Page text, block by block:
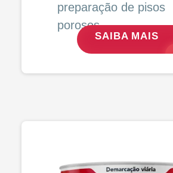
preparação de pisos
porosos.
SAIBA MAIS